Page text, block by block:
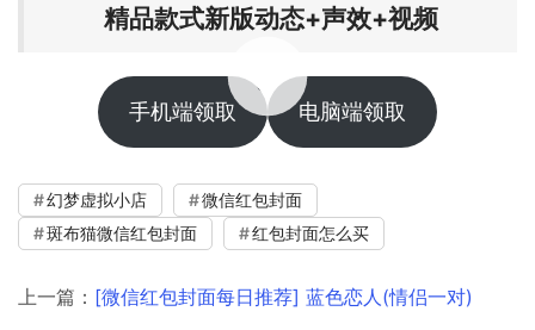
精品款式新版动态+声效+视频
手机端领取 电脑端领取
幻梦虚拟小店
微信红包封面
斑布猫微信红包封面
红包封面怎么买
上一篇： [微信红包封面每日推荐] 蓝色恋人(情侣一对)